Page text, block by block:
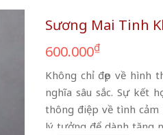
Sương Mai Tinh
600.000₫
Không chỉ đẹp về hình
nghĩa sâu sắc. Sự kết
thông điệp về tình cảm
lý tưởng để dành tặng